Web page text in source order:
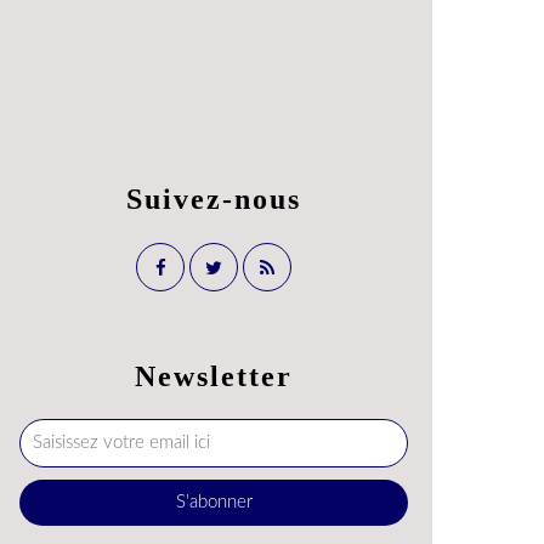
Newsletter
Suivez-nous